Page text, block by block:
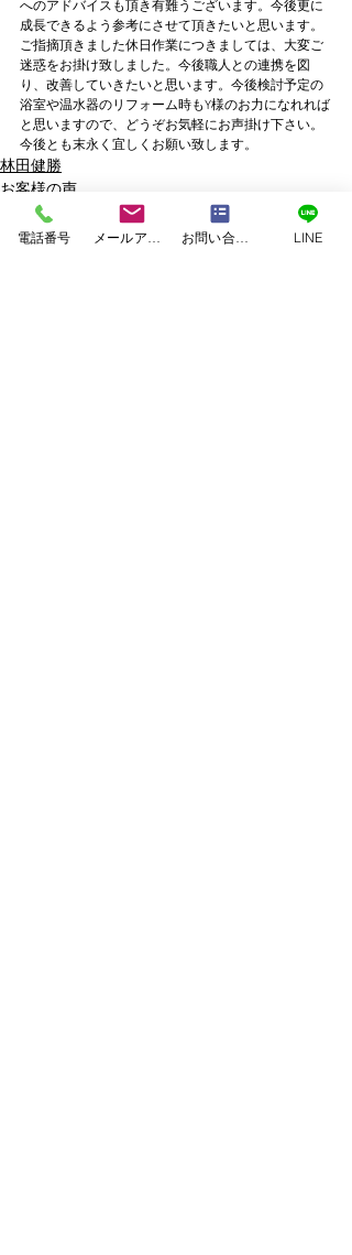
へのアドバイスも頂き有難うございます。今後更に
成長できるよう参考にさせて頂きたいと思います。
ご指摘頂きました休日作業につきましては、大変ご
迷惑をお掛け致しました。今後職人との連携を図
り、改善していきたいと思います。今後検討予定の
浴室や温水器のリフォーム時もY様のお力になれれば
と思いますので、どうぞお気軽にお声掛け下さい。
今後とも末永く宜しくお願い致します。
林田健勝
お客様の声
電話番号 お問い合わせフォーム LINE